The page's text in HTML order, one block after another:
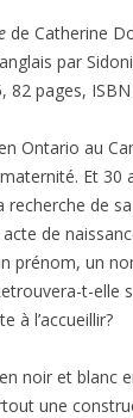
de Catherine
par
82 pages,
Ontario au
Et 30
de
de
prénom, un
t-elle
à l’accueillir?
noir et blanc
une